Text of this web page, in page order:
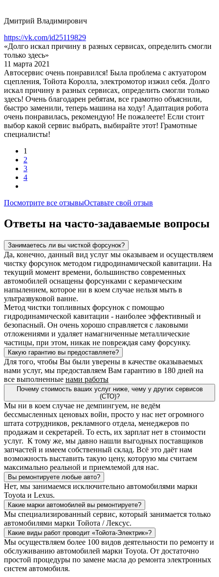
Дмитрий Владимирович
https://vk.com/id25119829
«Долго искал причину в разных сервисах, определить смогли
только здесь»
11 марта 2021
Автосервис очень понравился! Была проблема с актуатором
сцепления, Тойота Королла, электромотор изжил себя. Долго
искал причину в разных сервисах, определить смогли только
здесь! Очень благодарен ребятам, все грамотно объяснили,
быстро заменили, теперь машина на ходу! Адаптация робота
очень понравилась, рекомендую! Не пожалеете! Если стоит
выбор какой сервис выбрать, выбирайте этот! Грамотные
специалисты!
1
2
3
4
Посмотрите все отзывыОставьте свой отзыв
Ответы на часто-задаваемые вопросы
Занимаетесь ли вы чисткой форсунок?
Да, конечно, данный вид услуг мы оказываем и осуществляем
чистку форсунок методом гидродинамической кавитации. На
текущий момент времени, большинство современных
автомобилей оснащены форсунками с керамическим
напылением, которое ни в коем случае нельзя мыть в
ультразвуковой ванне.
Метод чистки топливных форсунок с помощью
гидродинамической кавитации - наиболее эффективный и
безопасный. Он очень хорошо справляется с лаковыми
отложениями и удаляет намагниченные металлические
частицы, при этом, никак не повреждая саму форсунку.
Какую гарантию вы предоставляете?
Для того, чтобы Вы были уверены в качестве оказываемых
нами услуг, мы предоставляем Вам гарантию в 180 дней на
все выполненные нами работы
Почему стоимость ваших услуг ниже, чему у других сервисов
(СТО)?
Мы ни в коем случае не демпингуем, не ведём
бессмысленных ценовых войн, просто у нас нет огромного
штата сотрудников, рекламного отдела, менеджеров по
продажам и секретарей. То есть, их зарплат нет в стоимости
услуг. К тому же, мы давно нашли выгодных поставщиков
запчастей и имеем собственный склад. Всё это даёт нам
возможность выставить такую цену, которую мы считаем
максимально реальной и приемлемой для нас.
Вы ремонтируете любые авто?
Нет, мы занимаемся исключительно автомобилями марки
Toyota и Lexus.
Какие марки автомобилей вы ремонтируете?
Мы специализированный сервис, который занимается только
автомобилями марки Тойота / Лексус.
Какие виды работ проводит «Тойота-Электрик»?
Мы осуществляем более 100 видов деятельности по ремонту и
обслуживанию автомобилей марки Toyota. От достаточно
простой процедуры по замене масла до ремонта электронных
систем автомобиля.